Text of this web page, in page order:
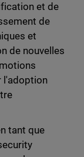
et de
de
et
de nouvelles
l'adoption
tant que